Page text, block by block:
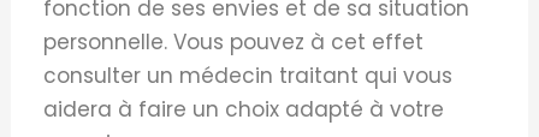
fonction de ses envies et de sa situation
personnelle. Vous pouvez à cet effet
consulter un médecin traitant qui vous
aidera à faire un choix adapté à votre